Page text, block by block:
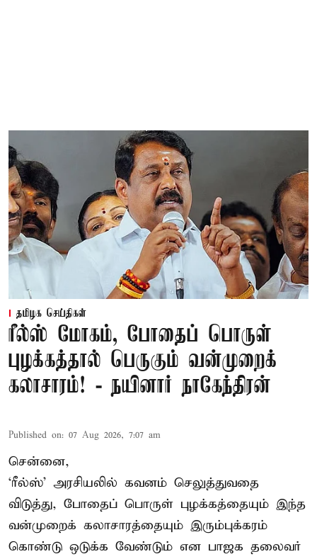
தமிழக செய்திகள்
ரீல்ஸ் மோகம், போதைப் பொருள்
புழக்கத்தால் பெருகும் வன்முறைக்
கலாசாரம்! - நயினார் நாகேந்திரன்
Published on: 07 Aug 2026, 7:07 am
சென்னை,
‘ரீல்ஸ்’ அரசியலில் கவனம் செலுத்துவதை
விடுத்து, போதைப் பொருள் புழக்கத்தையும் இந்த
வன்முறைக் கலாசாரத்தையும் இரும்புக்கரம்
கொண்டு ஒடுக்க வேண்டும் என பாஜக தலைவர்